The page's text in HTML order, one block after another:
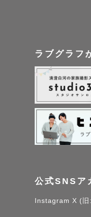
ラブグラフ
公式SNSア
Instagram X (